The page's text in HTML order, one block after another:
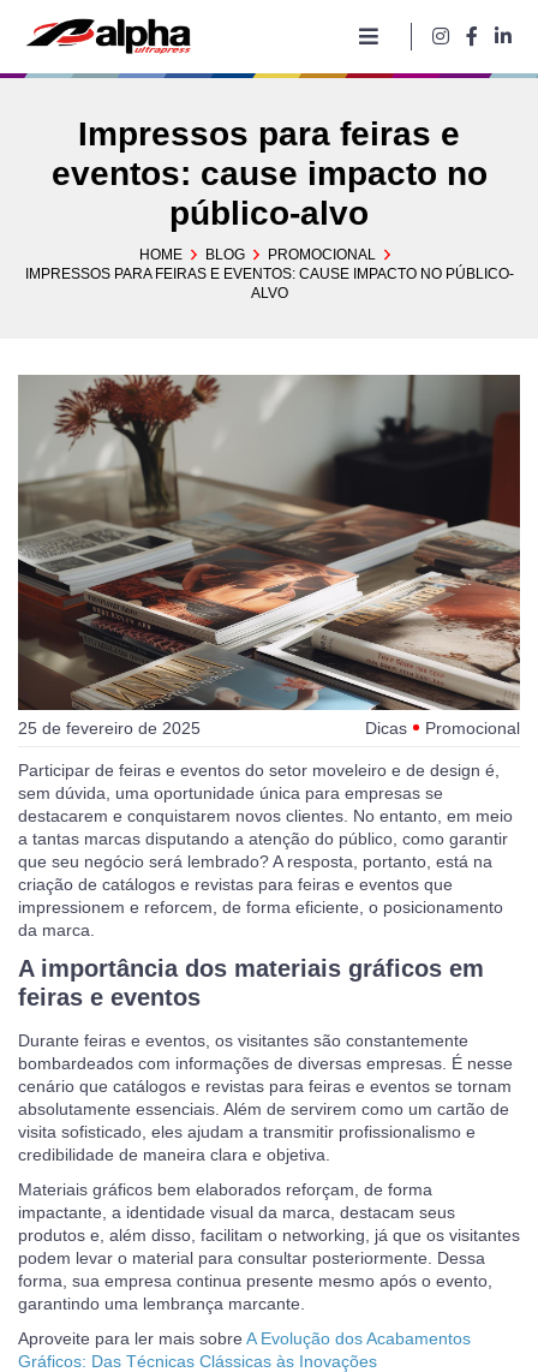
conteúdo
Impressos para feiras e
eventos: cause impacto no
público-alvo
HOME BLOG
PROMOCIONAL
IMPRESSOS PARA FEIRAS E EVENTOS: CAUSE IMPACTO NO PÚBLICO-
ALVO
25 de fevereiro de 2025 Dicas Promocional
Participar de feiras e eventos do setor moveleiro e de design é,
sem dúvida, uma oportunidade única para empresas se
destacarem e conquistarem novos clientes. No entanto, em meio
a tantas marcas disputando a atenção do público, como garantir
que seu negócio será lembrado? A resposta, portanto, está na
criação de catálogos e revistas para feiras e eventos que
impressionem e reforcem, de forma eficiente, o posicionamento
da marca.
A importância dos materiais gráficos em
feiras e eventos
Durante feiras e eventos, os visitantes são constantemente
bombardeados com informações de diversas empresas. É nesse
cenário que catálogos e revistas para feiras e eventos se tornam
absolutamente essenciais. Além de servirem como um cartão de
visita sofisticado, eles ajudam a transmitir profissionalismo e
credibilidade de maneira clara e objetiva.
Materiais gráficos bem elaborados reforçam, de forma
impactante, a identidade visual da marca, destacam seus
produtos e, além disso, facilitam o networking, já que os visitantes
podem levar o material para consultar posteriormente. Dessa
forma, sua empresa continua presente mesmo após o evento,
garantindo uma lembrança marcante.
Aproveite para ler mais sobreA Evolução dos Acabamentos
Gráficos: Das Técnicas Clássicas às Inovações